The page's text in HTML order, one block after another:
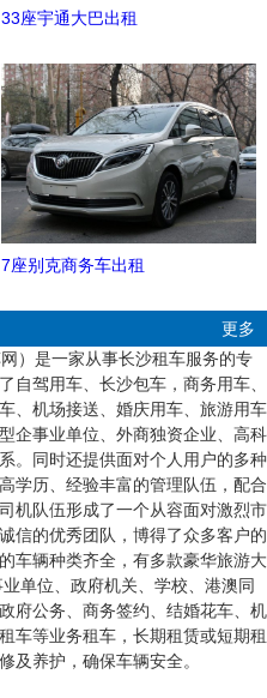
33座宇通大巴出租
7座别克商务车出租
更多
）是一家从事长沙租车服务的专
自驾用车、长沙包车，商务用车、
、机场接送、婚庆用车、旅游用车
企事业单位、外商独资企业、高科
。同时还提供面对个人用户的多种
学历、经验丰富的管理队伍，配合
机队伍形成了一个从容面对激烈市
信的优秀团队，博得了众多客户的
车辆种类齐全，有多款豪华旅游大
单位、政府机关、学校、港澳同
府公务、商务签约、结婚花车、机
车等业务租车，长期租赁或短期租
及养护，确保车辆安全。